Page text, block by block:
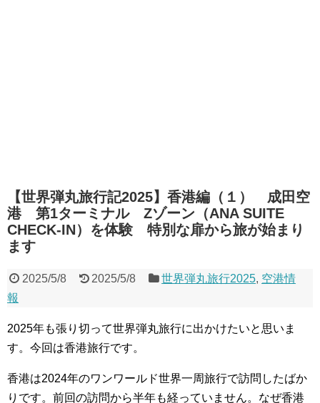
【世界弾丸旅行記2025】香港編（１） 成田空
港 第1ターミナル Zゾーン（ANA SUITE
CHECK-IN）を体験 特別な扉から旅が始まり
ます
2025/5/8 2025/5/8 世界弾丸旅行2025, 空港情
報
2025年も張り切って世界弾丸旅行に出かけたいと思いま
す。今回は香港旅行です。
香港は2024年のワンワールド世界一周旅行で訪問したばか
りです。前回の訪問から半年も経っていません。なぜ香港